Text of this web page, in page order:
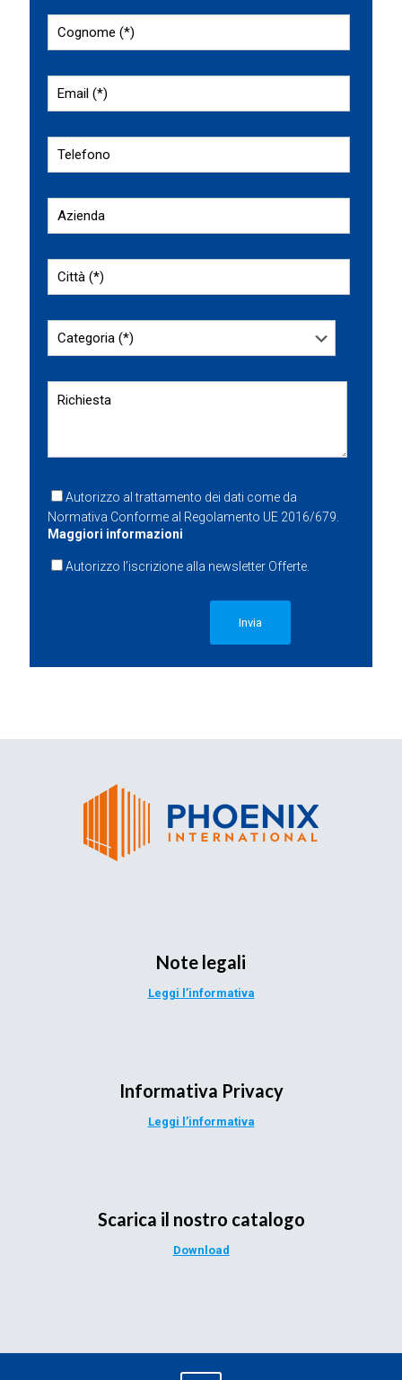
Autorizzo al trattamento dei dati come da
Normativa Conforme al Regolamento UE 2016/679.
Maggiori informazioni
Autorizzo l’iscrizione alla newsletter Offerte.
Note legali
Leggi l’informativa
Informativa Privacy
Leggi l’informativa
Scarica il nostro catalogo
Download